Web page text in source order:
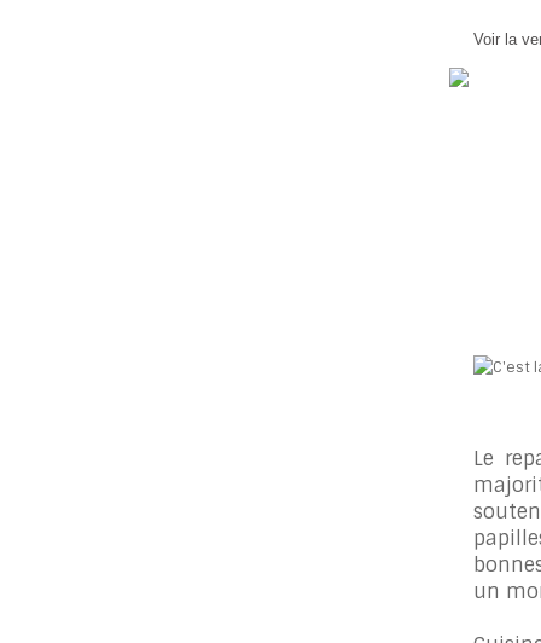
Voir la
Le
un